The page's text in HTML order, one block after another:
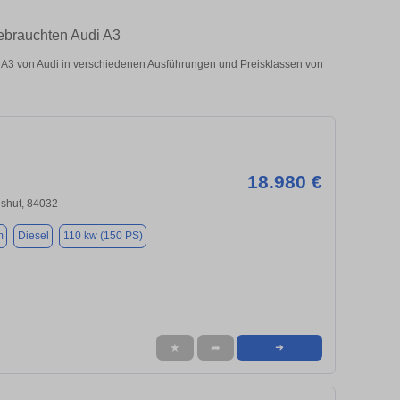
Audi A3
von Audi in verschiedenen Ausführungen und Preisklassen von
18.980 €
84032
Diesel 110 kw (150 PS)
★ ➦ ➜